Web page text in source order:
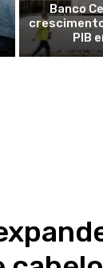
Banco
crescimento
PIB